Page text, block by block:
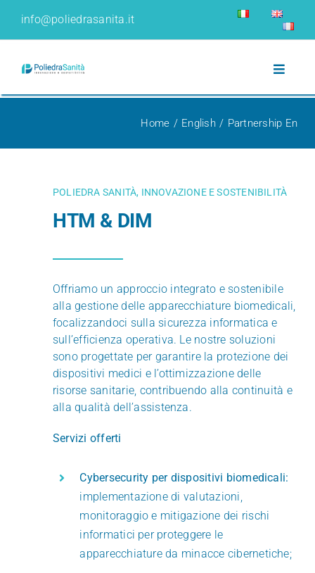
content
info@poliedrasanita.it
Toggle
COMPANY
SERVICES
BENEFITS
CLIENTS
NEWS
CONTACTS
Home English Partnership En
POLIEDRA SANITÀ, INNOVAZIONE E SOSTENIBILITÀ
HTM & DIM
Offriamo un approccio integrato e sostenibile
alla gestione delle apparecchiature biomedicali,
focalizzandoci sulla sicurezza informatica e
sull’efficienza operativa. Le nostre soluzioni
sono progettate per garantire la protezione dei
dispositivi medici e l’ottimizzazione delle
risorse sanitarie, contribuendo alla continuità e
alla qualità dell’assistenza.
Servizi offerti
Cybersecurity per dispositivi biomedicali:
implementazione di valutazioni,
monitoraggio e mitigazione dei rischi
informatici per proteggere le
apparecchiature da minacce cibernetiche;